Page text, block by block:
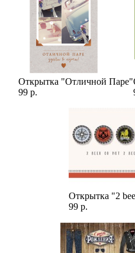
Открытка "Отличной Паре"
99 р.
Открытка "2
99 р.